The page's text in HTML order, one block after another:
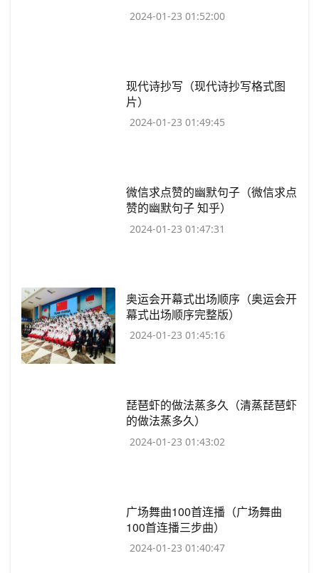
2024-01-23 01:52:00
​现代诗抄写（现代诗抄写格式图
片）
2024-01-23 01:49:45
​微信求点赞的幽默句子（微信求点
赞的幽默句子 知乎）
2024-01-23 01:47:31
​奥运会开幕式出场顺序（奥运会开
幕式出场顺序完整版）
2024-01-23 01:45:16
​琵琶虾的做法蒸多久（清蒸琵琶虾
的做法蒸多久）
2024-01-23 01:43:02
​广场舞曲100首连播（广场舞曲
100首连播三步曲）
2024-01-23 01:40:47